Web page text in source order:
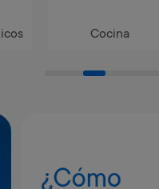
Cocina